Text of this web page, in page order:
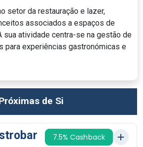
setor da restauração e lazer,
associados a espaços de
sua atividade centra-se na gestão de
para experiências gastronómicas e
de Si
7.5% Cashback